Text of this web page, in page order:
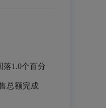
1.0个百分
总额完成